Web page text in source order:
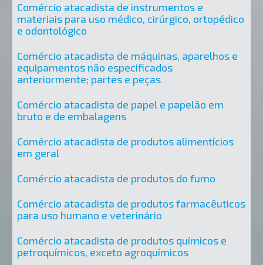
Comércio atacadista de instrumentos e
materiais para uso médico, cirúrgico, ortopédico
e odontológico
Comércio atacadista de máquinas, aparelhos e
equipamentos não especificados
anteriormente; partes e peças
Comércio atacadista de papel e papelão em
bruto e de embalagens
Comércio atacadista de produtos alimentícios
em geral
Comércio atacadista de produtos do fumo
Comércio atacadista de produtos farmacêuticos
para uso humano e veterinário
Comércio atacadista de produtos químicos e
petroquímicos, exceto agroquímicos